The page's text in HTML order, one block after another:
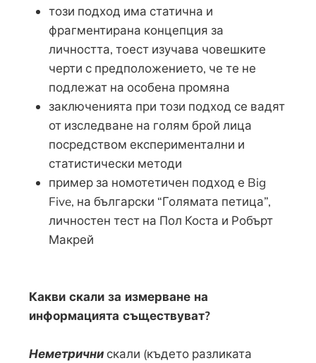
този подход има статична и
фрагментирана концепция за
личността, тоест изучава човешките
черти с предположението, че те не
подлежат на особена промяна
заключенията при този подход се вадят
от изследване на голям брой лица
посредством експериментални и
статистически методи
пример за номотетичен подход е Big
Five, на български “Голямата петица”,
личностен тест на Пол Коста и Робърт
Макрей
Какви скали за измерване на
информацията съществуват?
Неметричнискали (където разликата